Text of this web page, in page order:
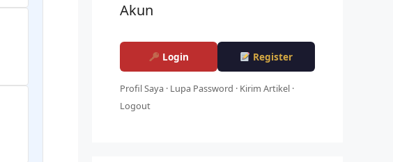
Akun
Login Register
Profil Saya · Lupa Password · Kirim Artikel ·
Logout